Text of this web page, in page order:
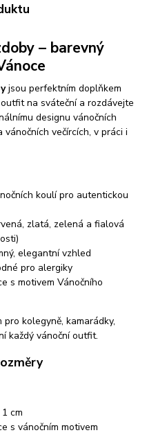
– barevný
jsou perfektním doplňkem
na sváteční a rozdávejte
designu vánočních
večírcích, v práci i
koulí pro autentickou
zlatá, zelená a fialová
elegantní vzhled
pro alergiky
s motivem Vánočního
kolegyně, kamarádky,
každý vánoční outfit.
cm
s vánočním motivem